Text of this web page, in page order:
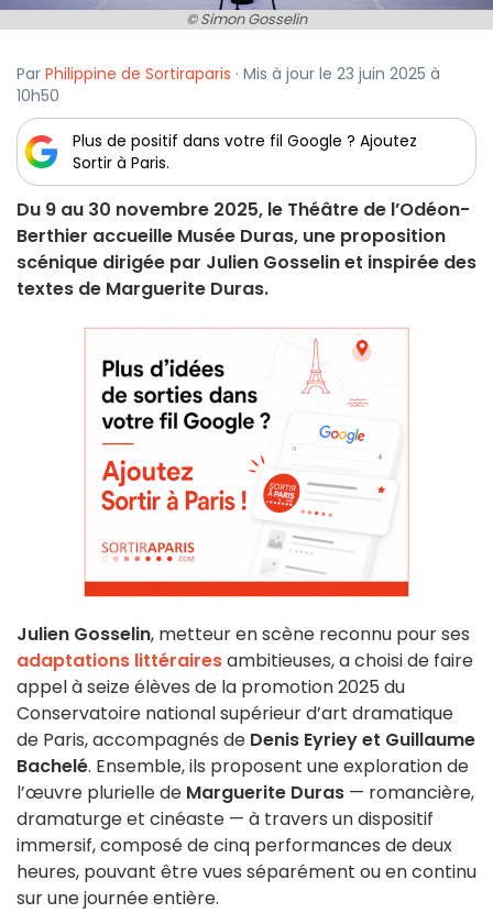
© Simon Gosselin
Par Philippine de Sortiraparis · Mis à jour le 23 juin 2025 à
10h50
Plus de positif dans votre fil Google ? Ajoutez
Sortir à Paris.
Du 9 au 30 novembre 2025, le Théâtre de l’Odéon-
Berthier accueille Musée Duras, une proposition
scénique dirigée par Julien Gosselin et inspirée des
textes de Marguerite Duras.
Julien Gosselin, metteur en scène reconnu pour ses
adaptations littérairesambitieuses, a choisi de faire
appel à seize élèves de la promotion 2025 du
Conservatoire national supérieur d’art dramatique
de Paris, accompagnés de Denis Eyriey et Guillaume
Bachelé. Ensemble, ils proposent une exploration de
l’œuvre plurielle de Marguerite Duras — romancière,
dramaturge et cinéaste — à travers un dispositif
immersif, composé de cinq performances de deux
heures, pouvant être vues séparément ou en continu
sur une journée entière.